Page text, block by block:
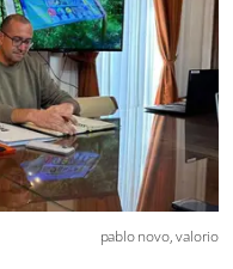
pablo novo, valorio